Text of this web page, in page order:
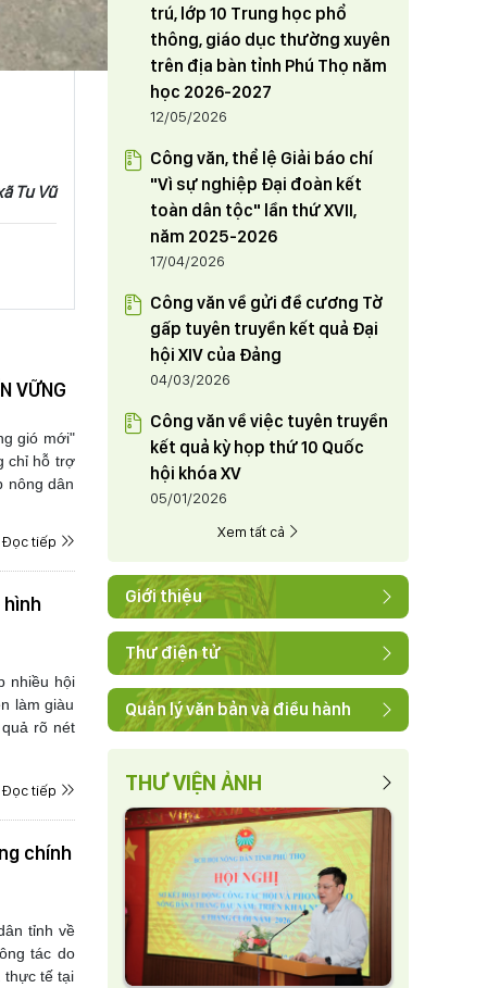
Tu Vũ
VỮNG
gió mới"
chỉ hỗ trợ
nông dân
Đọc tiếp
hình
hội
làm giàu
rõ nét
Đọc tiếp
chính
tỉnh về
tác do
thực tế tại
trú, lớp 10 Trung học phổ
thông, giáo dục thường xuyên
trên địa bàn tỉnh Phú Thọ năm
học 2026-2027
12/05/2026
Công văn, thể lệ Giải báo chí
"Vì sự nghiệp Đại đoàn kết
toàn dân tộc" lần thứ XVII,
năm 2025-2026
17/04/2026
Công văn về gửi đề cương Tờ
gấp tuyên truyền kết quả Đại
hội XIV của Đảng
04/03/2026
Công văn về việc tuyên truyền
kết quả kỳ họp thứ 10 Quốc
hội khóa XV
05/01/2026
Xem tất cả
Giới thiệu
Thư điện tử
Quản lý văn bản và điều hành
THƯ VIỆN ẢNH